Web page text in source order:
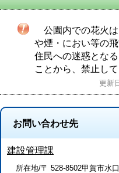
公園内での花火は
や煙・におい等の
住民への迷惑とな
ことから、禁止して
更新
お問い合わせ先
建設管理課
所在地/〒 528-8502甲賀市水